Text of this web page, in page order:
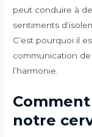
peut conduire à
sentiments
C’est pourquoi il
communication
l’harmonie.
notre